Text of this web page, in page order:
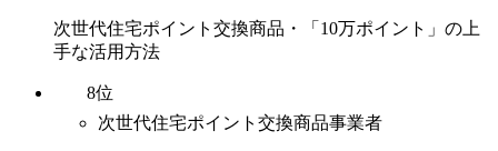
次世代住宅ポイント交換商品・「10万ポイント」の上
手な活用方法
8位
次世代住宅ポイント交換商品事業者